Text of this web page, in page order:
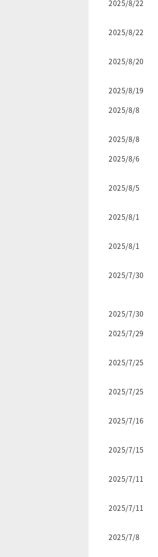
2025/8/22
2025/8/22
2025/8/20
2025/8/19
2025/8/8
2025/8/8
2025/8/6
2025/8/5
2025/8/1
2025/8/1
2025/7/30
2025/7/30
2025/7/29
2025/7/25
2025/7/25
2025/7/16
2025/7/15
2025/7/11
2025/7/11
2025/7/8